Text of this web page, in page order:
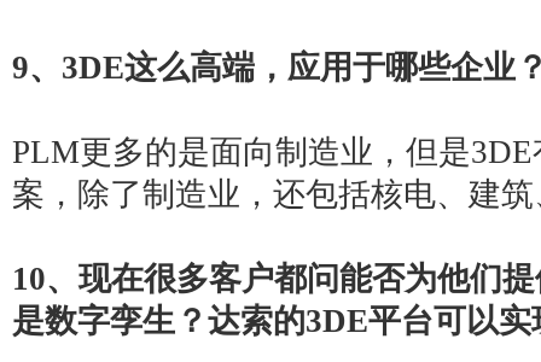
9、3DE这么高端，应用于哪些企业
PLM更多的是面向制造业，但是3DE
案，除了制造业，还包括核电、建
10、现在很多客户都问能否为他们
是数字孪生？达索的3DE平台可以实